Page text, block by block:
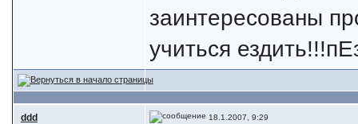
заинтересованы
учиться
ddd 18.1.2007, 9:29